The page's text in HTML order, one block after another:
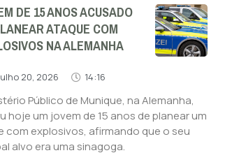
DE 15 ANOS ACUSADO
ATAQUE COM
NA ALEMANHA
20, 2026 14:16
Público de Munique, na Alemanha,
hoje um jovem de 15 anos de planear um
com explosivos, afirmando que o seu
alvo era uma sinagoga.